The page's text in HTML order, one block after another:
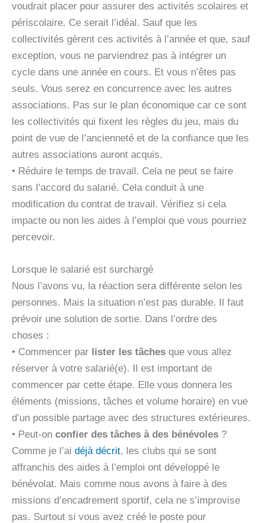
voudrait placer pour assurer des activités scolaires et
périscolaire. Ce serait l’idéal. Sauf que les
collectivités gèrent ces activités à l’année et que, sauf
exception, vous ne parviendrez pas à intégrer un
cycle dans une année en cours. Et vous n’êtes pas
seuls. Vous serez en concurrence avec les autres
associations. Pas sur le plan économique car ce sont
les collectivités qui fixent les règles du jeu, mais du
point de vue de l’ancienneté et de la confiance que les
autres associations auront acquis.
• Réduire le temps de travail. Cela ne peut se faire
sans l’accord du salarié. Cela conduit à une
modification du contrat de travail. Vérifiez si cela
impacte ou non les aides à l’emploi que vous pourriez
percevoir.
Lorsque le salarié est surchargé
Nous l’avons vu, la réaction sera différente selon les
personnes. Mais la situation n’est pas durable. Il faut
prévoir une solution de sortie. Dans l’ordre des
choses :
• Commencer par lister les tâches que vous allez
réserver à votre salarié(e). Il est important de
commencer par cette étape. Elle vous donnera les
éléments (missions, tâches et volume horaire) en vue
d’un possible partage avec des structures extérieures.
• Peut-on confier des tâches à des bénévoles ?
Comme je l’ai déjà décrit, les clubs qui se sont
affranchis des aides à l’emploi ont développé le
bénévolat. Mais comme nous avons à faire à des
missions d’encadrement sportif, cela ne s’improvise
pas. Surtout si vous avez créé le poste pour